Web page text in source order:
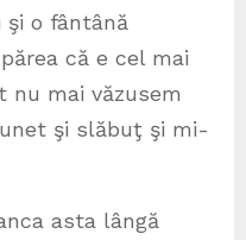
o fântână
că e cel mai
nu mai văzusem
şi slăbuţ şi mi-
asta lângă